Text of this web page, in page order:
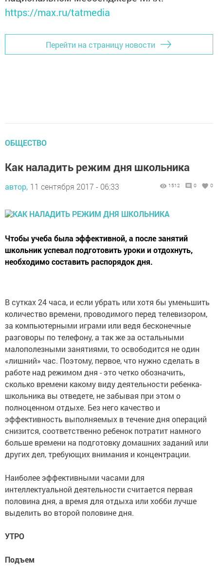
https://max.ru/tatmedia
Перейти на страницу новости
ОБЩЕСТВО
Как наладить режим дня школьника
автор, 11 сентября 2017 - 06:33 1512 0 0
Чтобы учеба была эффективной, а после занятий
школьник успевал подготовить уроки и отдохнуть,
необходимо составить распорядок дня.
В сутках 24 часа, и если убрать или хотя бы уменьшить
количество времени, проводимого перед телевизором,
за компьютерными играми или ведя бесконечные
разговоры по телефону, а так же за остальными
малополезными занятиями, то освободится не один
«лишний» час. Поэтому, первое, что нужно сделать в
работе над режимом дня - это четко обозначить,
сколько времени какому виду деятельности ребенка-
школьника вы отведете, не забывая при этом о
полноценном отдыхе. Без него качество и
эффективность выполняемых в течение дня операций
снизится, соответственно ребенок потратит намного
больше времени на подготовку домашних заданий или
других дел, требующих внимания и концентрации.
Наиболее эффективными часами для
интеллектуальной деятельности считается первая
половина дня, а время для отдыха или хобби лучше
выделить во второй половине дня.
УТРО
Подъем